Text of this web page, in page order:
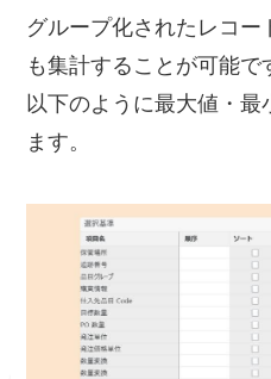
グループ化されたレコ
も集計することが可能で
以下のように最大値・最
ます。